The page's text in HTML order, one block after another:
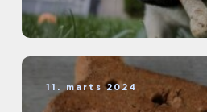
11. marts 2024